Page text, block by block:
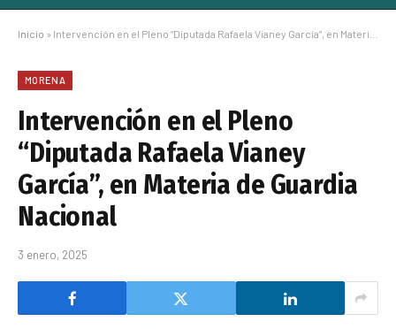
Inicio » Intervención en el Pleno “Diputada Rafaela Vianey García”, en Materia de Guardia Nacional
MORENA
Intervención en el Pleno
“Diputada Rafaela Vianey
García”, en Materia de Guardia
Nacional
3 enero, 2025